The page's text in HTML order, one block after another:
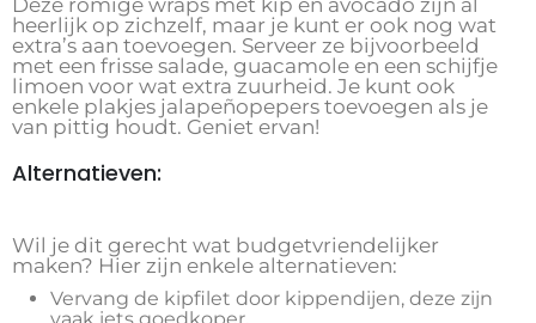
Deze romige wraps met kip en avocado zijn al
heerlijk op zichzelf, maar je kunt er ook nog wat
extra’s aan toevoegen. Serveer ze bijvoorbeeld
met een frisse salade, guacamole en een schijfje
limoen voor wat extra zuurheid. Je kunt ook
enkele plakjes jalapeñopepers toevoegen als je
van pittig houdt. Geniet ervan!
Alternatieven:
Wil je dit gerecht wat budgetvriendelijker
maken? Hier zijn enkele alternatieven:
Vervang de kipfilet door kippendijen, deze zijn